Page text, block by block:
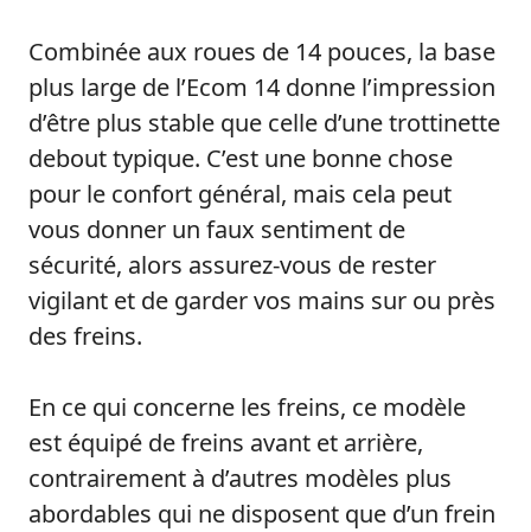
Combinée aux roues de 14 pouces, la base
plus large de l’Ecom 14 donne l’impression
d’être plus stable que celle d’une trottinette
debout typique. C’est une bonne chose
pour le confort général, mais cela peut
vous donner un faux sentiment de
sécurité, alors assurez-vous de rester
vigilant et de garder vos mains sur ou près
des freins.
En ce qui concerne les freins, ce modèle
est équipé de freins avant et arrière,
contrairement à d’autres modèles plus
abordables qui ne disposent que d’un frein